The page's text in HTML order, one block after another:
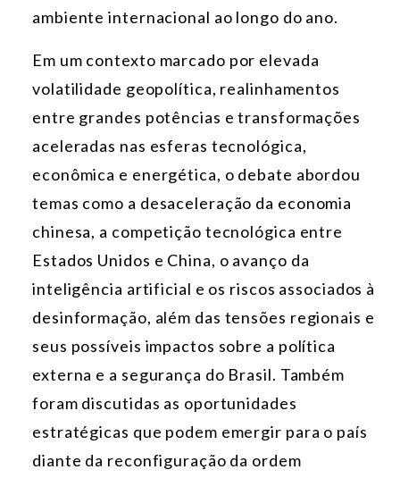
ambiente internacional ao longo do ano.
Em um contexto marcado por elevada
volatilidade geopolítica, realinhamentos
entre grandes potências e transformações
aceleradas nas esferas tecnológica,
econômica e energética, o debate abordou
temas como a desaceleração da economia
chinesa, a competição tecnológica entre
Estados Unidos e China, o avanço da
inteligência artificial e os riscos associados à
desinformação, além das tensões regionais e
seus possíveis impactos sobre a política
externa e a segurança do Brasil. Também
foram discutidas as oportunidades
estratégicas que podem emergir para o país
diante da reconfiguração da ordem